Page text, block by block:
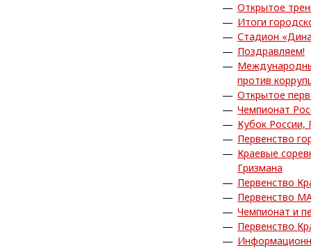
Открытое
Итоги
Стадион
Поздравляем!
против
Открытое
Чемпионат
Кубок России,
Первенство
Краевые
Гризмана
Первенство
Первенство
Чемпионат и
Первенство